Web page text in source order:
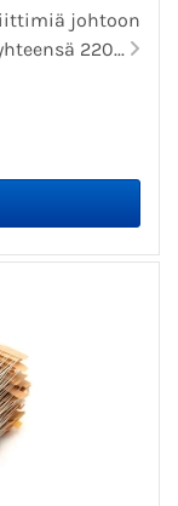
johtoon
220...